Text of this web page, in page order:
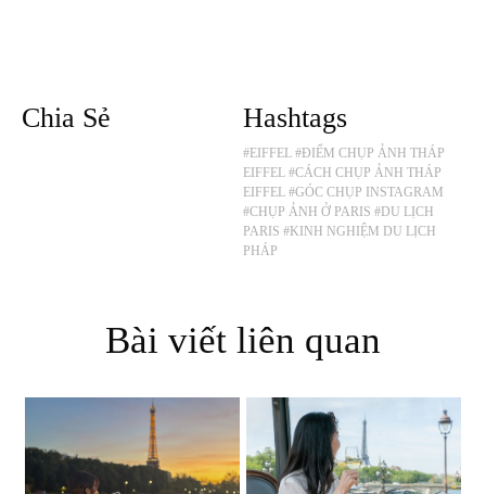
Chia Sẻ Hashtags
#EIFFEL #ĐIỂM CHỤP ẢNH THÁP
EIFFEL #CÁCH CHỤP ẢNH THÁP
EIFFEL #GÓC CHỤP INSTAGRAM
#CHỤP ẢNH Ở PARIS #DU LỊCH
PARIS #KINH NGHIỆM DU LỊCH
PHÁP
Bài viết liên quan